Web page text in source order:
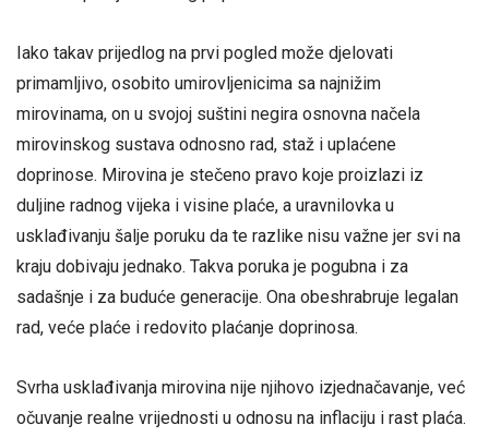
Iako takav prijedlog na prvi pogled može djelovati
primamljivo, osobito umirovljenicima sa najnižim
mirovinama, on u svojoj suštini negira osnovna načela
mirovinskog sustava odnosno rad, staž i uplaćene
doprinose. Mirovina je stečeno pravo koje proizlazi iz
duljine radnog vijeka i visine plaće, a uravnilovka u
usklađivanju šalje poruku da te razlike nisu važne jer svi na
kraju dobivaju jednako. Takva poruka je pogubna i za
sadašnje i za buduće generacije. Ona obeshrabruje legalan
rad, veće plaće i redovito plaćanje doprinosa.
Svrha usklađivanja mirovina nije njihovo izjednačavanje, već
očuvanje realne vrijednosti u odnosu na inflaciju i rast plaća.